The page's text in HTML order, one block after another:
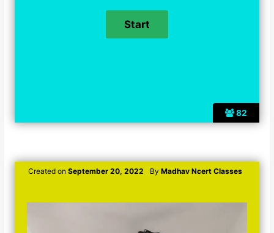
82
Created on September 20, 2022 By Madhav Ncert Classes